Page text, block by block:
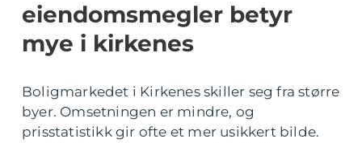
eiendomsmegler betyr
mye i kirkenes
Boligmarkedet i Kirkenes skiller seg fra større
byer. Omsetningen er mindre, og
prisstatistikk gir ofte et mer usikkert bilde.